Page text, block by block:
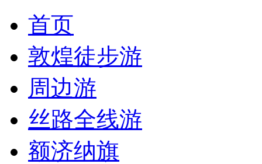
首页
敦煌徒步游
周边游
丝路全线游
额济纳旗